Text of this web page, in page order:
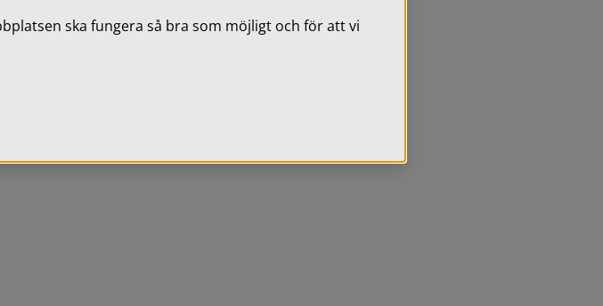
ska fungera så bra som möjligt och för att vi